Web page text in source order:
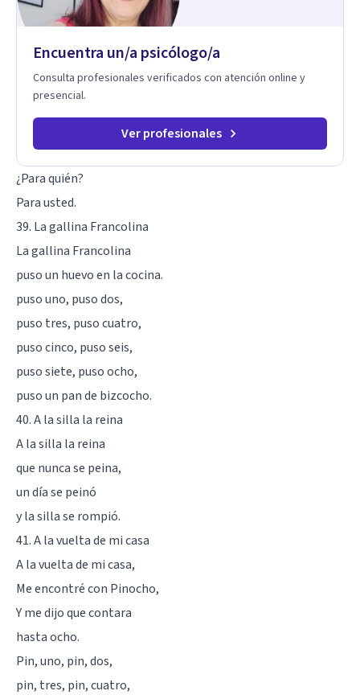
Terapia de exposición Terapia de juego para niños
Tratamiento de Traumas y Trastornos de Estrés
a superar experiencias traumáticas y mejorar tu calidad de
vida. Tratamiento de Adicciones.
Encuentra un/a psicólogo/a
Consulta profesionales verificados con atención online y
presencial.
Ver profesionales
¿Para quién?
Para usted.
39. La gallina Francolina
La gallina Francolina
puso un huevo en la cocina.
puso uno, puso dos,
puso tres, puso cuatro,
puso cinco, puso seis,
puso siete, puso ocho,
puso un pan de bizcocho.
40. A la silla la reina
A la silla la reina
que nunca se peina,
un día se peinó
y la silla se rompió.
41. A la vuelta de mi casa
A la vuelta de mi casa,
Me encontré con Pinocho,
Y me dijo que contara
hasta ocho.
Pin, uno, pin, dos,
pin, tres, pin, cuatro,